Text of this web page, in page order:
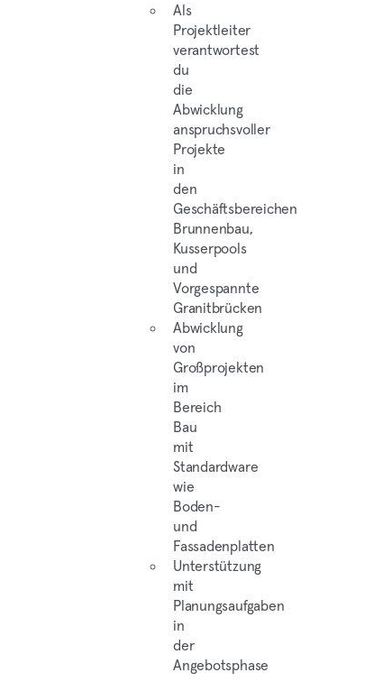
Als
Projektleiter
verantwortest
du
die
Abwicklung
anspruchsvoller
Projekte
in
den
Geschäftsbereichen
Brunnenbau,
Kusserpools
und
Vorgespannte
Granitbrücken
Abwicklung
von
Großprojekten
im
Bereich
Bau
mit
Standardware
wie
Boden-
und
Fassadenplatten
Unterstützung
mit
Planungsaufgaben
in
der
Angebotsphase